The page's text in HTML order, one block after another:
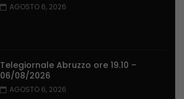
AGOSTO 6, 2026
Telegiornale Abruzzo ore 19.10 –
06/08/2026
AGOSTO 6, 2026